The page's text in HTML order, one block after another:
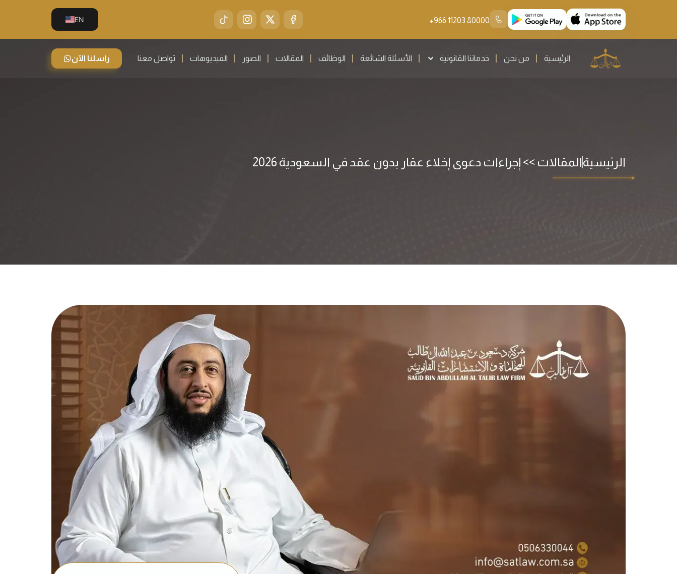
80000 11203 966+
EN
الرئيسية من نحن خدماتنا القانونية الأسئلة الشائعة الوظائف المقالات الصور الفيديوهات تواصل معنا راسلنا الآن
الرئيسيةالمقالات >> إجراءات دعوى إخلاء عقار بدون عقد في السعودية 2026